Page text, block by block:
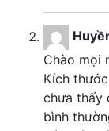
Chào mọi
Kích
chưa thấy
bình